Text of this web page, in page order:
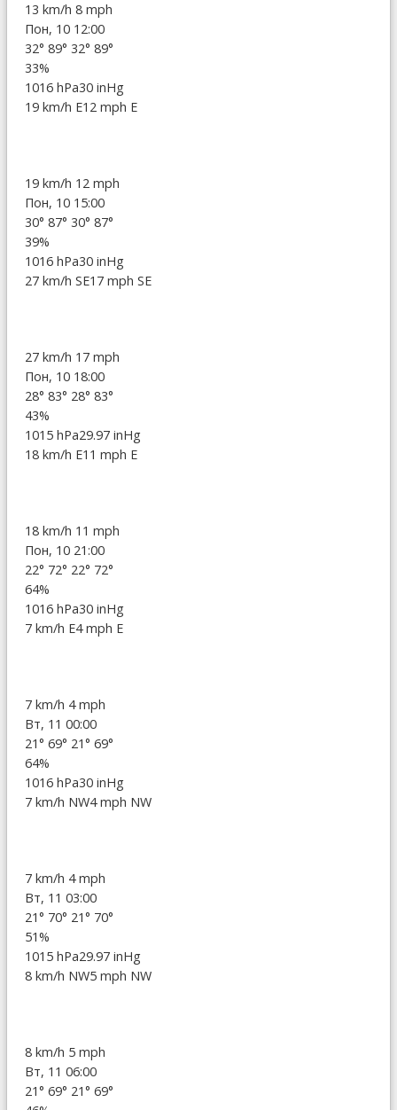
13 km/h 8 mph
Пон, 10 12:00
32° 89° 32° 89°
33%
1016 hPa30 inHg
19 km/h E12 mph E
19 km/h 12 mph
Пон, 10 15:00
30° 87° 30° 87°
39%
1016 hPa30 inHg
27 km/h SE17 mph SE
27 km/h 17 mph
Пон, 10 18:00
28° 83° 28° 83°
43%
1015 hPa29.97 inHg
18 km/h E11 mph E
18 km/h 11 mph
Пон, 10 21:00
22° 72° 22° 72°
64%
1016 hPa30 inHg
7 km/h E4 mph E
7 km/h 4 mph
Вт, 11 00:00
21° 69° 21° 69°
64%
1016 hPa30 inHg
7 km/h NW4 mph NW
7 km/h 4 mph
Вт, 11 03:00
21° 70° 21° 70°
51%
1015 hPa29.97 inHg
8 km/h NW5 mph NW
8 km/h 5 mph
Вт, 11 06:00
21° 69° 21° 69°